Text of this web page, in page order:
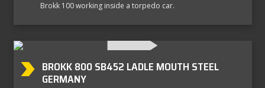
Brokk 100 working inside a torpedo car.
BROKK 800 SB452 LADLE MOUTH STEEL
GERMANY